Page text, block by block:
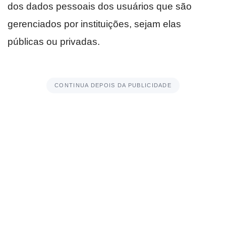
dos dados pessoais dos usuários que são
gerenciados por instituições, sejam elas
públicas ou privadas.
CONTINUA DEPOIS DA PUBLICIDADE